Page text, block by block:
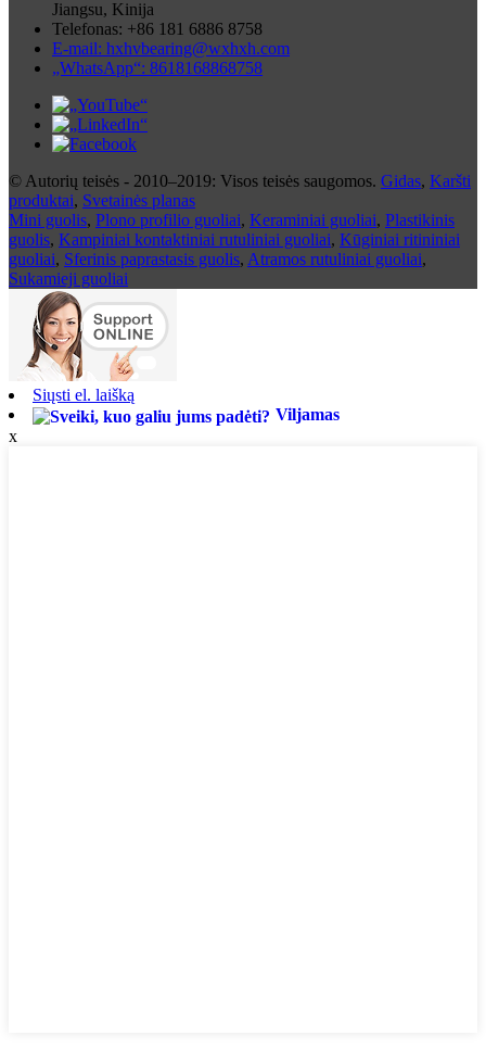
Jiangsu, Kinija
Telefonas: +86 181 6886 8758
E-mail: hxhvbearing@wxhxh.com
„WhatsApp“: 8618168868758
© Autorių teisės - 2010–2019: Visos teisės saugomos. Gidas, Karšti
produktai, Svetainės planas
Mini guolis, Plono profilio guoliai, Keraminiai guoliai, Plastikinis
guolis, Kampiniai kontaktiniai rutuliniai guoliai, Kūginiai ritininiai
guoliai, Sferinis paprastasis guolis, Atramos rutuliniai guoliai,
Sukamieji guoliai
Siųsti el. laišką
Viljamas
x